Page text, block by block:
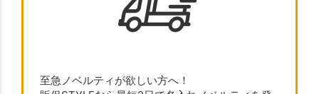
至急ノベルティが欲しい方へ！